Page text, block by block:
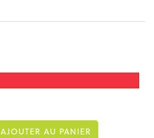
AJOUTER AU PANIER